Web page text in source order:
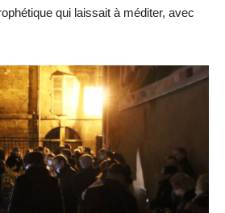
qui laissait à méditer, avec